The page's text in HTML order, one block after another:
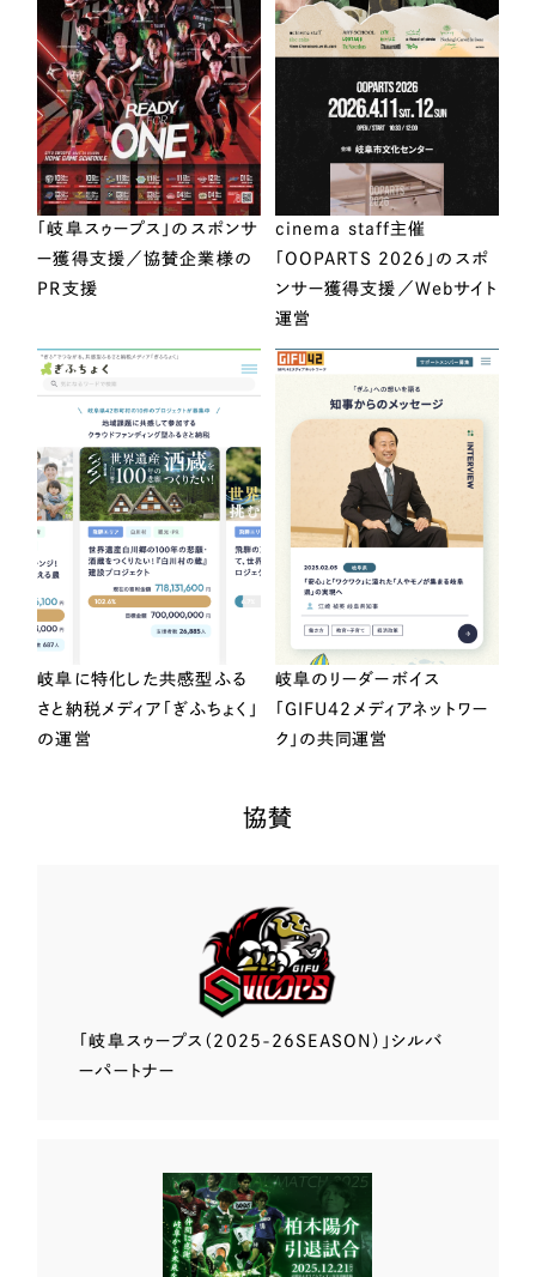
「岐阜スゥープス」のスポンサ
ー獲得支援／協賛企業様の
PR支援
cinema staff主催
「OOPARTS 2026」のスポ
ンサー獲得支援／Webサイト
運営
岐阜に特化した共感型ふる
さと納税メディア「ぎふちょく」
の運営
岐阜のリーダーボイス
「GIFU42メディアネットワー
ク」の共同運営
協賛
「岐阜スゥープス （2025-26SEASON）」 シルバ
ーパートナー